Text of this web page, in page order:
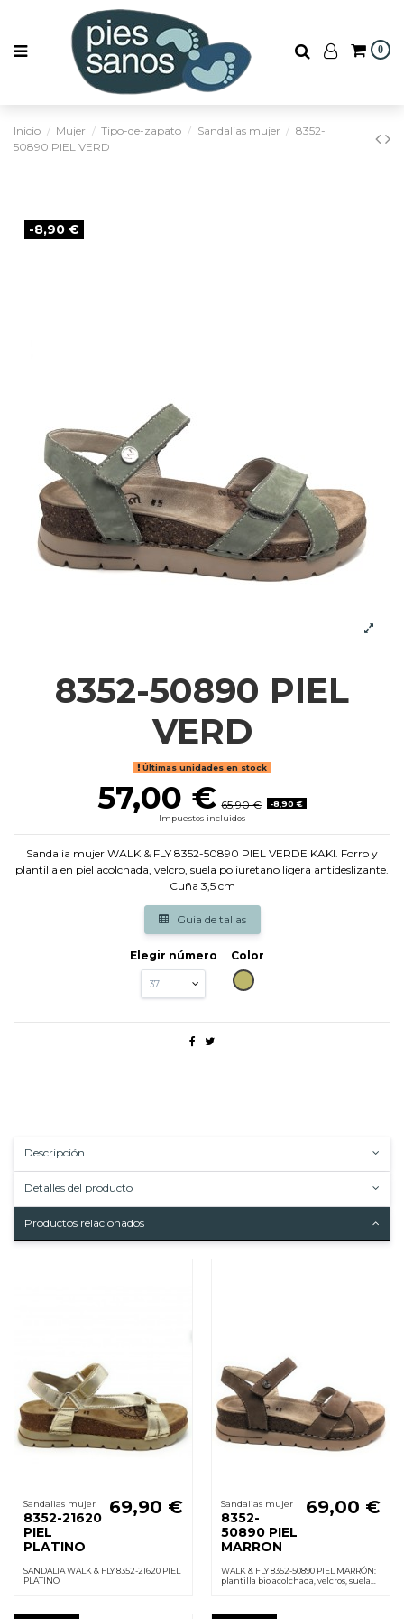
0
Inicio Mujer Tipo-de-zapato Sandalias mujer
8352-
50890 PIEL VERD
-8,90 €
8352-50890 PIEL
VERD
Últimas unidades en stock
57,00 € 65,90 €
-8,90 €
Impuestos incluidos
Sandalia mujer WALK & FLY 8352-50890 PIEL VERDE KAKI. Forro y
plantilla en piel acolchada, velcro, suela poliuretano ligera antideslizante.
Cuña 3,5 cm
Guia de tallas
Elegir número
Color
KAKI
Descripción
Detalles del producto
Productos relacionados
Sandalias mujer
8352-21620
PIEL
PLATINO
69,90 €
SANDALIA WALK & FLY 8352-21620 PIEL
PLATINO
Sandalias mujer
8352-
50890 PIEL
MARRON
69,00 €
WALK & FLY 8352-50890 PIEL MARRÓN:
plantilla bio acolchada, velcros, suela